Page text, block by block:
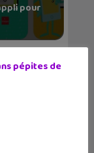
pour
pépites de